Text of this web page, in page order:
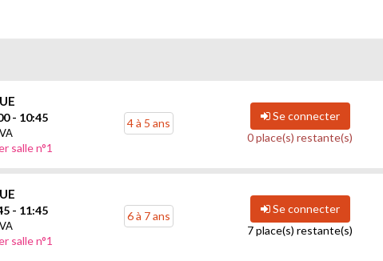
- 10:45
salle n°1
4 à 5 ans
Se connecter
0 place(s) restante(s)
- 11:45
salle n°1
6 à 7 ans
Se connecter
7 place(s) restante(s)